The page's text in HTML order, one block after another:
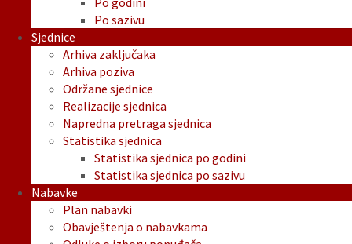
Po sazivu
Sjednice
Arhiva zaključaka
Arhiva poziva
Održane sjednice
Realizacije sjednica
Napredna pretraga sjednica
Statistika sjednica
Statistika sjednica po godini
Statistika sjednica po sazivu
Nabavke
Plan nabavki
Obavještenja o nabavkama